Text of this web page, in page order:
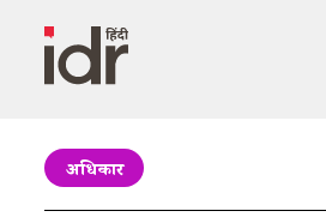
अधिकार